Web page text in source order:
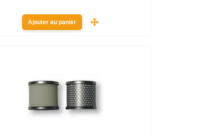
Ajouter au panier